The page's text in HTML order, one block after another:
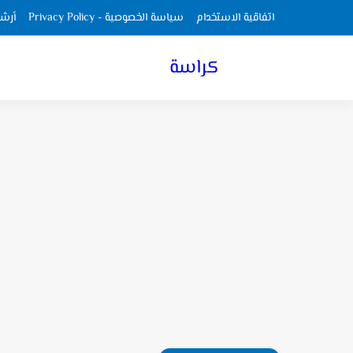
اتفاقية الاستخدام سياسة الخصوصية - Privacy Policy
كراسة